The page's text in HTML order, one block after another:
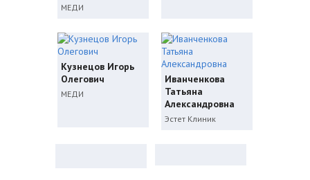
МЕДИ
Кузнецов Игорь
Олегович
МЕДИ
Иванченкова
Татьяна
Александровна
Эстет Клиник